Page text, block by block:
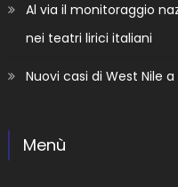
Al via il monitoraggio
nei teatri lirici italiani
Nuovi casi di West Nile a
Menù